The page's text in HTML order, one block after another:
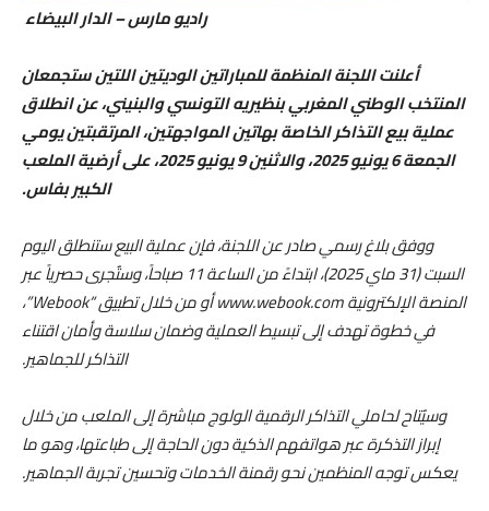
راديو مارس – الدار البيضاء
أعلنت اللجنة المنظمة للمباراتين الوديتين اللتين ستجمعان
المنتخب الوطني المغربي بنظيريه التونسي والبنيني، عن انطلاق
عملية بيع التذاكر الخاصة بهاتين المواجهتين، المرتقبتين يومي
الجمعة 6 يونيو 2025، والاثنين 9 يونيو 2025، على أرضية الملعب
الكبير بفاس.
ووفق بلاغ رسمي صادر عن اللجنة، فإن عملية البيع ستنطلق اليوم
السبت (31 ماي 2025)، ابتداءً من الساعة 11 صباحاً، وستُجرى حصرياً عبر
المنصة الإلكترونية www.webook.com أو من خلال تطبيق “Webook”،
في خطوة تهدف إلى تبسيط العملية وضمان سلاسة وأمان اقتناء
التذاكر للجماهير.
وسيُتاح لحاملي التذاكر الرقمية الولوج مباشرة إلى الملعب من خلال
إبراز التذكرة عبر هواتفهم الذكية دون الحاجة إلى طباعتها، وهو ما
يعكس توجه المنظمين نحو رقمنة الخدمات وتحسين تجربة الجماهير.